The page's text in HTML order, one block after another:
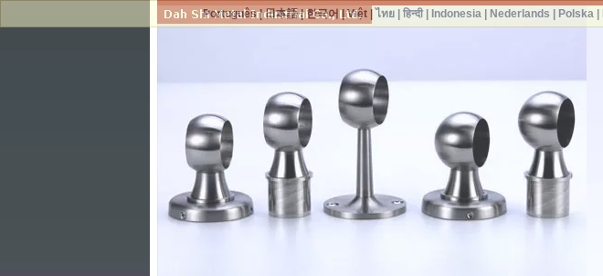
Português|日本語| 한국어 |Việt| ไทย| हिन्दी| Indonesia| Nederlands Polska|